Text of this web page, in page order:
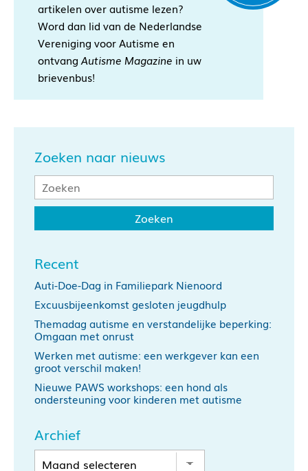
artikelen over autisme lezen?
Word dan lid van de Nederlandse
Vereniging voor Autisme en
ontvang Autisme Magazine in uw
brievenbus!
Zoeken naar nieuws
Recent
Auti-Doe-Dag in Familiepark Nienoord
Excuusbijeenkomst gesloten jeugdhulp
Themadag autisme en verstandelijke beperking:
Omgaan met onrust
Werken met autisme: een werkgever kan een
groot verschil maken!
Nieuwe PAWS workshops: een hond als
ondersteuning voor kinderen met autisme
Archief